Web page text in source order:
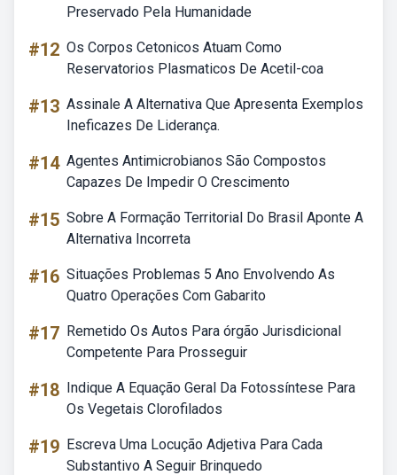
Preservado Pela Humanidade
#12 Os Corpos Cetonicos Atuam Como
Reservatorios Plasmaticos De Acetil-coa
#13 Assinale A Alternativa Que Apresenta Exemplos
Ineficazes De Liderança.
#14 Agentes Antimicrobianos São Compostos
Capazes De Impedir O Crescimento
#15 Sobre A Formação Territorial Do Brasil Aponte A
Alternativa Incorreta
#16 Situações Problemas 5 Ano Envolvendo As
Quatro Operações Com Gabarito
#17 Remetido Os Autos Para órgão Jurisdicional
Competente Para Prosseguir
#18 Indique A Equação Geral Da Fotossíntese Para
Os Vegetais Clorofilados
#19 Escreva Uma Locução Adjetiva Para Cada
Substantivo A Seguir Brinquedo